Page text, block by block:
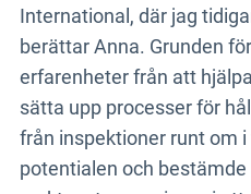
International, där jag
berättar Anna. Grunden
erfarenheter från att
sätta upp processer för
från inspektioner runt om
potentialen och